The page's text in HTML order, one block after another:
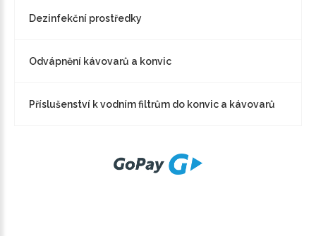
Dezinfekční prostředky
Odvápnění kávovarů a konvic
Příslušenství k vodním filtrům do konvic a kávovarů